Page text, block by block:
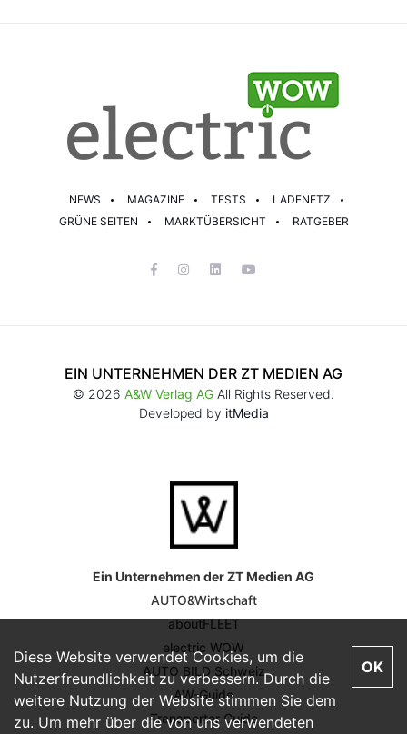
Diese Website verwendet Cookies, um die
Nutzerfreundlichkeit zu verbessern. Durch die
weitere Nutzung der Website stimmen Sie dem
zu. Um mehr über die von uns verwendeten
OK
NEWS MAGAZINE TESTS
LADENETZ
GRÜNE SEITEN
MARKTÜBERSICHT RATGEBER
EIN UNTERNEHMEN DER ZT MEDIEN AG
© 2026 A&W Verlag AG All Rights Reserved.
Developed by itMedia
Ein Unternehmen der ZT Medien AG
AUTO&Wirtschaft
aboutFLEET
electric WOW
AUTO BILD Schweiz
AW-Guide
Transporter Guide